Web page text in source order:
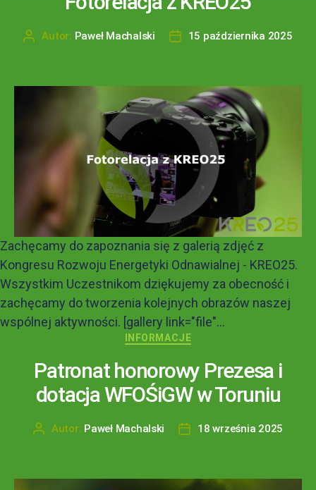
Autor: Paweł Machalski 15 października 2025
Zachęcamy do zapoznania się z galerią zdjęć z
Kongresu Rozwoju Energetyki Odnawialnej - KREO25.
Wszystkim Uczestnikom dziękujemy za obecność i
zachęcamy do tworzenia kolejnych obrazów naszej
wspólnej aktywności. [gallery link="file"...
INFORMACJE
Patronat honorowy Prezesa i
dotacja WFOŚiGW w Toruniu
Autor: Paweł Machalski 18 września 2025